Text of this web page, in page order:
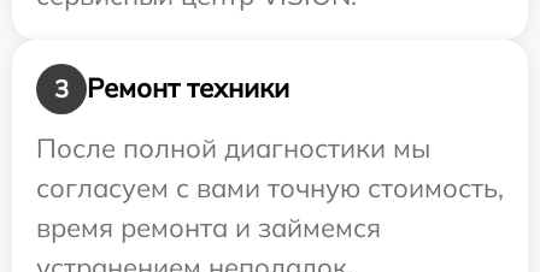
3
Ремонт техники
После полной диагностики мы
согласуем с вами точную стоимость,
время ремонта и займемся